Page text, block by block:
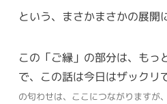
という、まさかまさかの展開
この「ご縁」の部分は、もっ
で、この話は今日はザックリ
の匂わせは、ここにつながりますが